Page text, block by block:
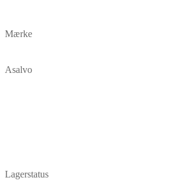
Mærke
Asalvo
Lagerstatus